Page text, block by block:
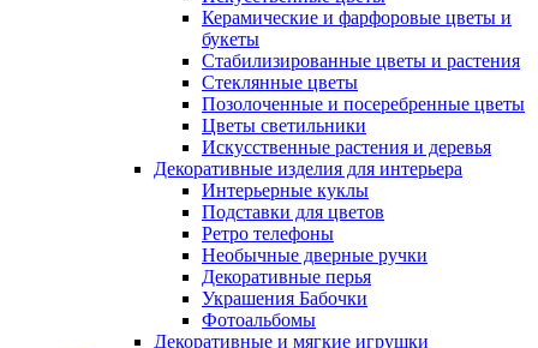
Керамические и фарфоровые цветы и
букеты
Стабилизированные цветы и растения
Стеклянные цветы
Позолоченные и посеребренные цветы
Цветы светильники
Искусственные растения и деревья
Декоративные изделия для интерьера
Интерьерные куклы
Подставки для цветов
Ретро телефоны
Необычные дверные ручки
Декоративные перья
Украшения Бабочки
Фотоальбомы
Декоративные и мягкие игрушки